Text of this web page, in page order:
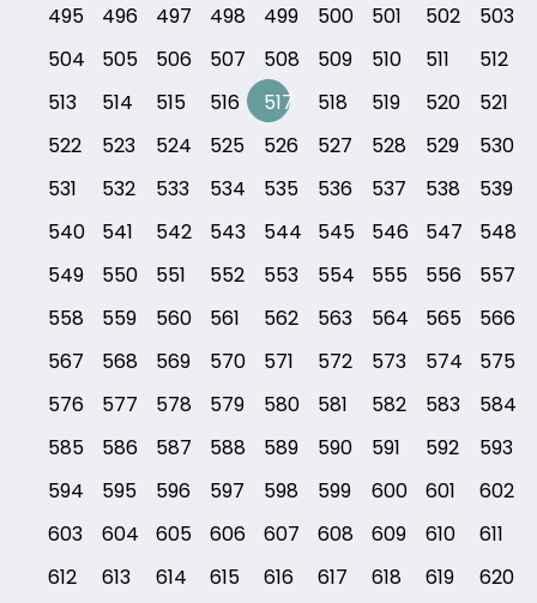
495
496 497 498 499 500 501 502
503
504
505 506 507 508 509 510 511
512
513
514 515 516 517 518 519 520
521
522
523 524 525 526 527 528 529
530
531
532 533 534 535 536 537 538
539
540
541 542 543 544 545 546 547
548
549
550 551 552 553 554 555 556
557
558
559 560 561 562 563 564 565
566
567
568 569 570 571 572 573 574
575
576
577 578 579 580 581 582 583
584
585
586 587 588 589 590 591 592
593
594
595 596 597 598 599 600 601
602
603
604 605 606 607 608 609 610
611
612
613 614 615 616 617 618 619
620